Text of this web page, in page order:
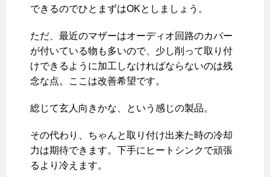
できるのでひとまずはOKとしましょう。
ただ、最近のマザーはオーディオ回路のカバー
が付いている物も多いので、少し削って取り付
けできるように加工しなければならないのは残
念な点。ここは改善希望です。
総じて玄人向きかな、という感じの製品。
その代わり、ちゃんと取り付け出来た時の冷却
力は期待できます。下手にヒートシンクで頑張
るより冷えます。